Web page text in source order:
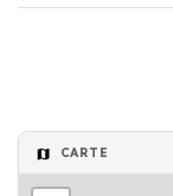
CARTE